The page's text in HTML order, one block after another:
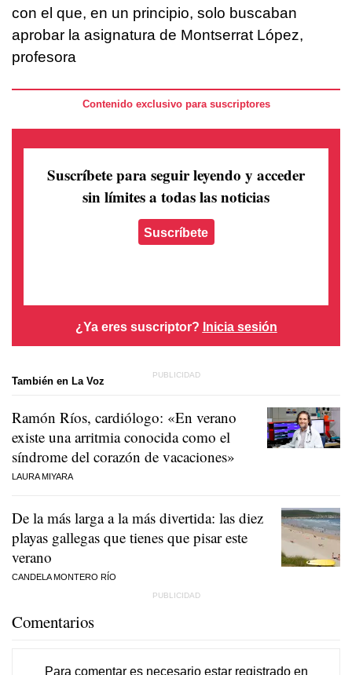
con el que, en un principio, solo buscaban
aprobar la asignatura de Montserrat López,
profesora
Contenido exclusivo para suscriptores
Suscríbete para seguir leyendo y acceder
sin límites a todas las noticias
Suscríbete
¿Ya eres suscriptor? Inicia sesión
También en La Voz
Ramón Ríos, cardiólogo: «En verano
existe una arritmia conocida como el
síndrome del corazón de vacaciones»
LAURA MIYARA
De la más larga a la más divertida: las diez
playas gallegas que tienes que pisar este
verano
CANDELA MONTERO RÍO
Comentarios
Para comentar es necesario estar registradoen